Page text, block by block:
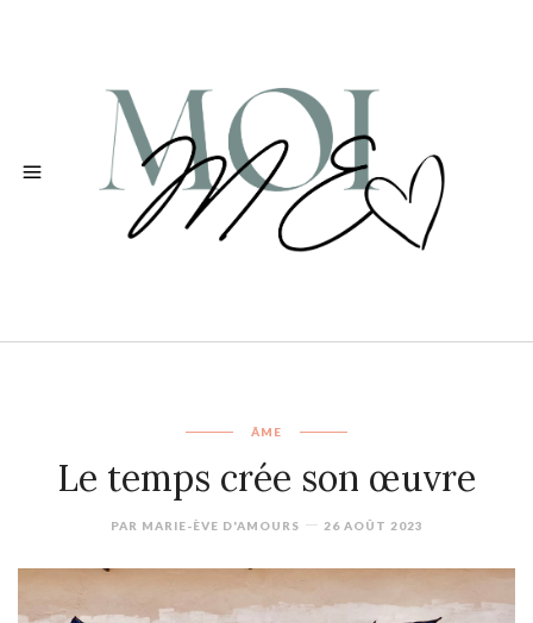
ÂME
Le temps crée son œuvre
PAR MARIE-ÈVE D'AMOURS 26 AOÛT 2023